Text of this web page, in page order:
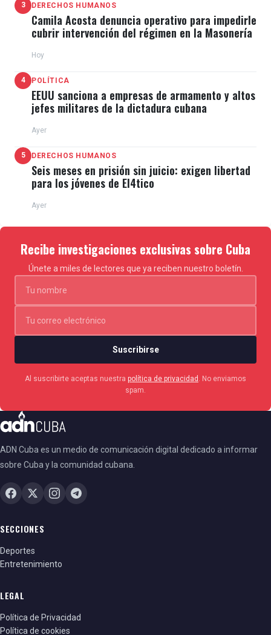
3 DERECHOS HUMANOS
Camila Acosta denuncia operativo para impedirle
cubrir intervención del régimen en la Masonería
Hoy
4 POLÍTICA
EEUU sanciona a empresas de armamento y altos
jefes militares de la dictadura cubana
Ayer
5 DERECHOS HUMANOS
Seis meses en prisión sin juicio: exigen libertad
para los jóvenes de El4tico
Ayer
Recibe investigaciones exclusivas sobre Cuba
Únete a miles de lectores que ya reciben nuestro boletín.
Suscribirse
Al suscribirte aceptas nuestra política de privacidad
. No enviamos
spam.
ADN Cuba es un medio de comunicación digital dedicado a informar
sobre Cuba y la comunidad cubana.
SECCIONES
Deportes
Entretenimiento
LEGAL
Política de Privacidad
Política de cookies